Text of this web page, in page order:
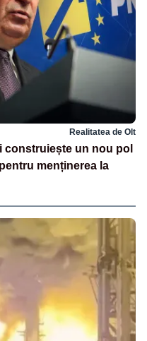
Realitatea de Olt
construiește un nou pol
menținerea la